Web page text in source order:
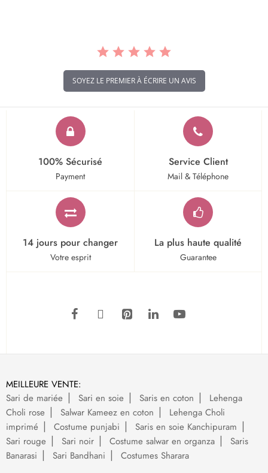
SOYEZ LE PREMIER À ÉCRIRE UN AVIS
100% Sécurisé
Payment
Service Client
Mail & Téléphone
14 jours pour changer
Votre esprit
La plus haute qualité
Guarantee
MEILLEURE VENTE:
Sari de mariée
Sari en soie Saris en coton
Lehenga
Choli rose
Salwar Kameez en coton
Lehenga Choli
imprimé
Costume punjabi
Saris en soie Kanchipuram
Sari rouge
Sari noir Costume salwar en organza
Saris
Banarasi
Sari Bandhani
Costumes Sharara